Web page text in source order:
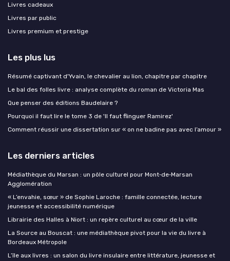
Livres cadeaux
Livres par public
Livres premium et prestige
Les plus lus
Résumé captivant d'Yvain, le chevalier au lion, chapitre par chapitre
Le bal des folles livre : analyse complète du roman de Victoria Mas
Que penser des éditions Baudelaire ?
Pourquoi il faut lire le tome 3 de 'Il faut flinguer Ramirez'
Comment réussir une dissertation sur « on ne badine pas avec l’amour »
Les derniers articles
Médiathèque du Marsan : un pôle culturel pour Mont‑de‑Marsan
Agglomération
« L’envahie, sœur » de Sophie Laroche : famille connectée, lecture
jeunesse et accessibilité numérique
Librairie des Halles à Niort : un repère culturel au cœur de la ville
La Source au Bouscat : une médiathèque pivot pour la vie du livre à
Bordeaux Métropole
L’île aux livres : un salon du livre insulaire entre littérature, jeunesse et